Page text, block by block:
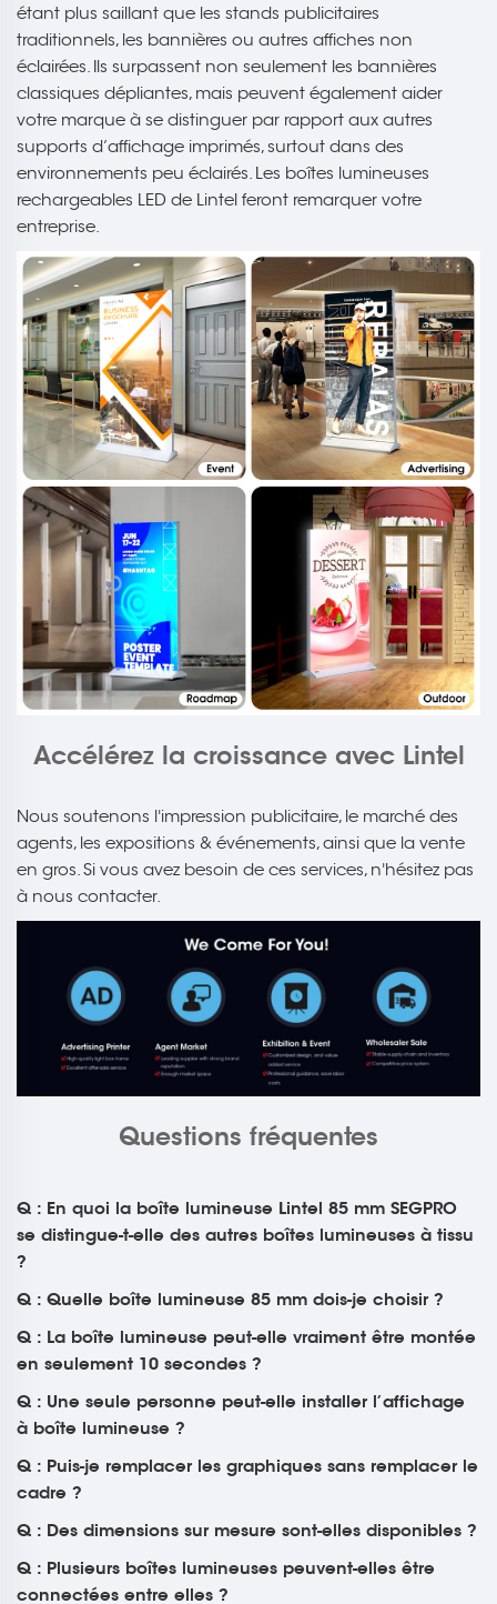
étant plus saillant que les stands publicitaires
traditionnels, les bannières ou autres affiches non
éclairées. Ils surpassent non seulement les bannières
classiques dépliantes, mais peuvent également aider
votre marque à se distinguer par rapport aux autres
supports d’affichage imprimés, surtout dans des
environnements peu éclairés. Les boîtes lumineuses
rechargeables LED de Lintel feront remarquer votre
entreprise.
Accélérez la croissance avec Lintel
Nous soutenons l'impression publicitaire, le marché des
agents, les expositions & événements, ainsi que la vente
en gros. Si vous avez besoin de ces services, n'hésitez pas
à nous contacter.
Questions fréquentes
Q : En quoi la boîte lumineuse Lintel 85 mm SEGPRO
se distingue-t-elle des autres boîtes lumineuses à tissu
?
Q : Quelle boîte lumineuse 85 mm dois-je choisir ?
Q : La boîte lumineuse peut-elle vraiment être montée
en seulement 10 secondes ?
Q : Une seule personne peut-elle installer l’affichage
à boîte lumineuse ?
Q : Puis-je remplacer les graphiques sans remplacer le
cadre ?
Q : Des dimensions sur mesure sont-elles disponibles ?
Q : Plusieurs boîtes lumineuses peuvent-elles être
connectées entre elles ?